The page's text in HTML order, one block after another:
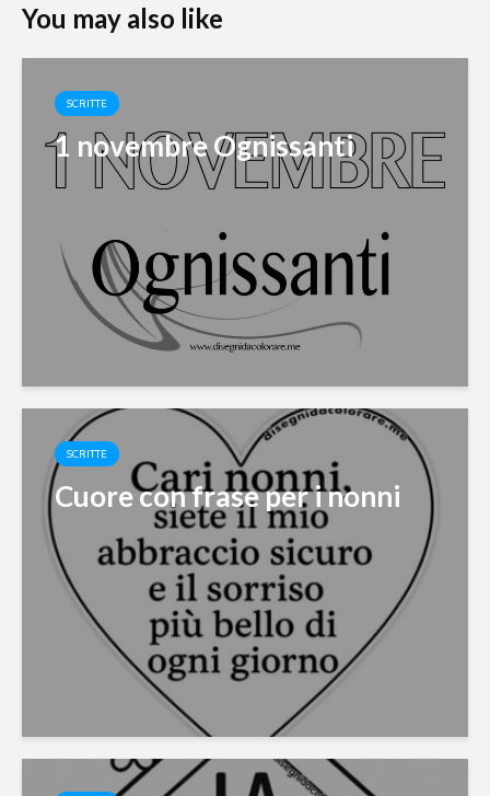
You may also like
SCRITTE
1 novembre Ognissanti
SCRITTE
Cuore con frase per i nonni